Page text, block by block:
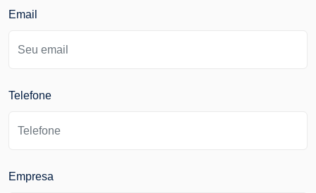
Email
Telefone
Empresa